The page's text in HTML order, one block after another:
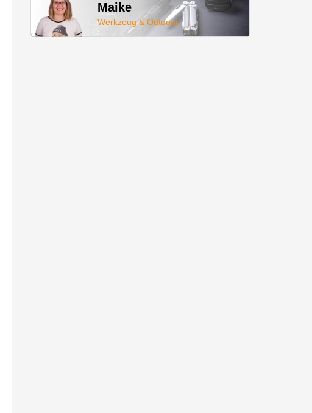
Maike
Werkzeug & Outdoor